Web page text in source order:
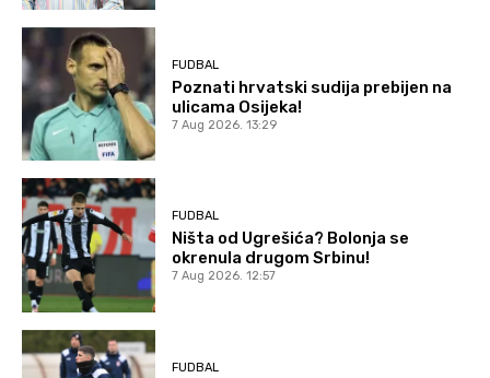
FUDBAL
Poznati hrvatski sudija prebijen na
ulicama Osijeka!
7 Aug 2026. 13:29
FUDBAL
Ništa od Ugrešića? Bolonja se
okrenula drugom Srbinu!
7 Aug 2026. 12:57
FUDBAL